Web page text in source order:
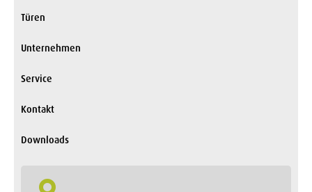
Türen
Unternehmen
Service
Kontakt
Downloads